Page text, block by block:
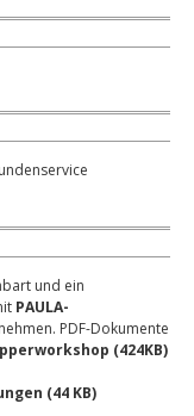
und ein
PAULA-
PDF-Dokumente
(424KB)
(44 KB)